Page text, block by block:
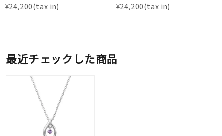
¥24,200 ¥24,200
最近チェックした商品